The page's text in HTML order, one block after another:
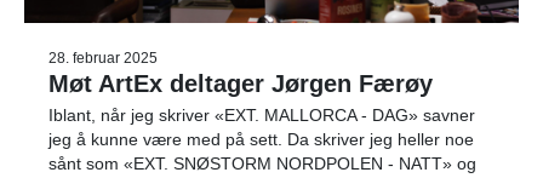
28. februar 2025
Møt ArtEx deltager Jørgen Færøy
Iblant, når jeg skriver «EXT. MALLORCA - DAG» savner
jeg å kunne være med på sett. Da skriver jeg heller noe
sånt som «EXT. SNØSTORM NORDPOLEN - NATT» og